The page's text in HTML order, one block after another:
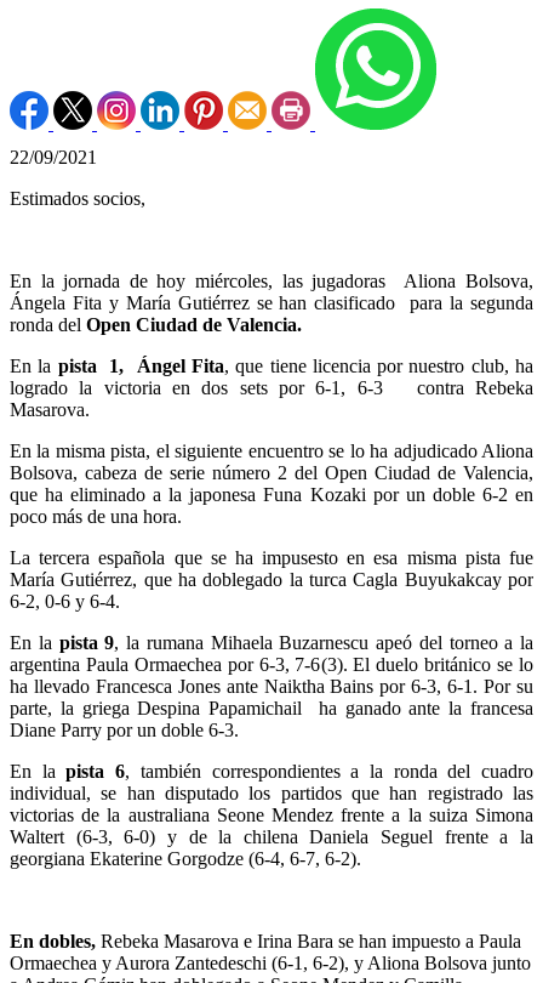
22/09/2021
Estimados socios,
En la jornada de hoy miércoles, las jugadoras Aliona Bolsova,
Ángela Fita y María Gutiérrez se han clasificado para la segunda
ronda del Open Ciudad de Valencia.
En la pista 1, Ángel Fita, que tiene licencia por nuestro club, ha
logrado la victoria en dos sets por 6-1, 6-3 contra Rebeka
Masarova.
En la misma pista, el siguiente encuentro se lo ha adjudicado Aliona
Bolsova, cabeza de serie número 2 del Open Ciudad de Valencia,
que ha eliminado a la japonesa Funa Kozaki por un doble 6-2 en
poco más de una hora.
La tercera española que se ha impusesto en esa misma pista fue
María Gutiérrez, que ha doblegado la turca Cagla Buyukakcay por
6-2, 0-6 y 6-4.
En la pista 9, la rumana Mihaela Buzarnescu apeó del torneo a la
argentina Paula Ormaechea por 6-3, 7-6(3). El duelo británico se lo
ha llevado Francesca Jones ante Naiktha Bains por 6-3, 6-1. Por su
parte, la griega Despina Papamichail ha ganado ante la francesa
Diane Parry por un doble 6-3.
En lapista 6, también correspondientes a la ronda del cuadro
individual, se han disputado los partidos que han registrado las
victorias de la australiana Seone Mendez frente a la suiza Simona
Waltert (6-3, 6-0) y de la chilena Daniela Seguel frente a la
georgiana Ekaterine Gorgodze (6-4, 6-7, 6-2).
En dobles, Rebeka Masarova e Irina Bara se han impuesto a Paula
Ormaechea y Aurora Zantedeschi (6-1, 6-2), y Aliona Bolsova junto